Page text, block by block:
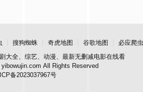
搜狗蜘蛛 奇虎地图 谷歌地图
必应爬虫
大全、综艺、动漫、最新无删减电影在线看
All Rights Reserved
备2023037967号